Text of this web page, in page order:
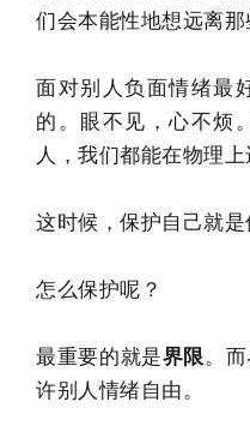
们会本能性地想远离那
面对别人负面情绪最
的。眼不见，心不烦
人，我们都能在物理上
这时候，保护自己就是
怎么保护呢？
最重要的就是界限。
许别人情绪自由。